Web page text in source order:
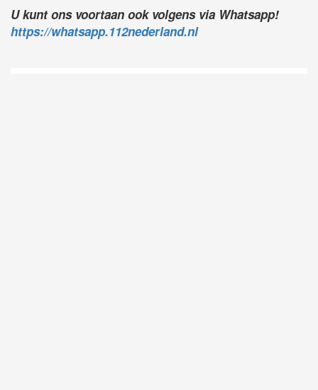
U kunt ons voortaan ook volgens via Whatsapp!
https://whatsapp.112nederland.nl